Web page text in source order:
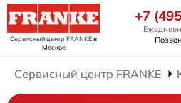
Сервисный центр FRANKEв
Москве
+7
Сервисный центр FRANKE